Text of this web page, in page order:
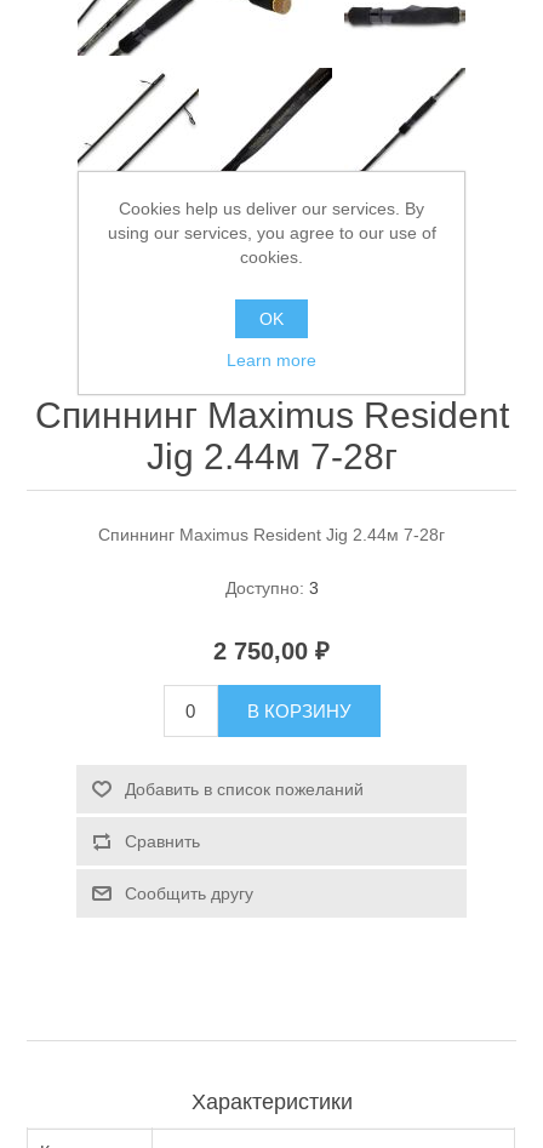
Туризм и Активный отдых
Спиннинг Maximus Resident
Jig 2.44м 7-28г
Спиннинг Maximus Resident Jig 2.44м 7-28г
Доступно: 3
2 750,00 ₽
В КОРЗИНУ
Добавить в список пожеланий
Сравнить
Сообщить другу
Характеристики
Cookies help us deliver our services. By
using our services, you agree to our use of
cookies.
OK
Learn more